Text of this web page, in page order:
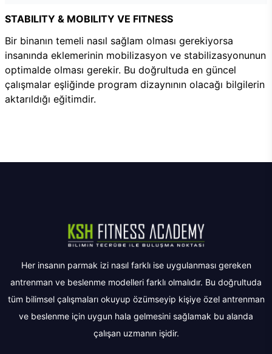
STABILITY & MOBILITY VE FITNESS
Bir binanın temeli nasıl sağlam olması gerekiyorsa
insanında eklemerinin mobilizasyon ve stabilizasyonunun
optimalde olması gerekir. Bu doğrultuda en güncel
çalışmalar eşliğinde program dizaynının olacağı bilgilerin
aktarıldığı eğitimdir.
Her insanın parmak izi nasıl farklı ise uygulanması gereken
antrenman ve beslenme modelleri farklı olmalıdır. Bu doğrultuda
tüm bilimsel çalışmaları okuyup özümseyip kişiye özel antrenman
ve beslenme için uygun hala gelmesini sağlamak bu alanda
çalışan uzmanın işidir.